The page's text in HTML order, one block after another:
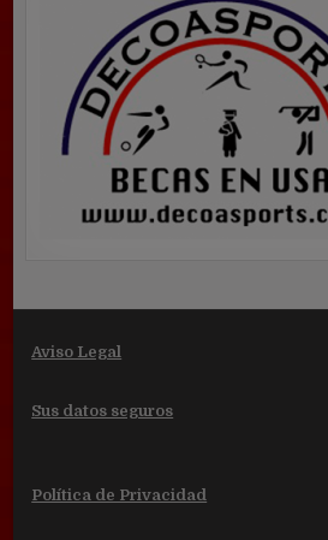
Aviso Legal
Sus datos seguros
Política de Privacidad